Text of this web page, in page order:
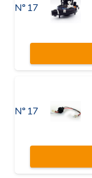
Nº 17
Nº 17